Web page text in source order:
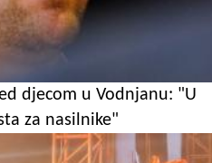
djecom u Vodnjanu: "U
za nasilnike"